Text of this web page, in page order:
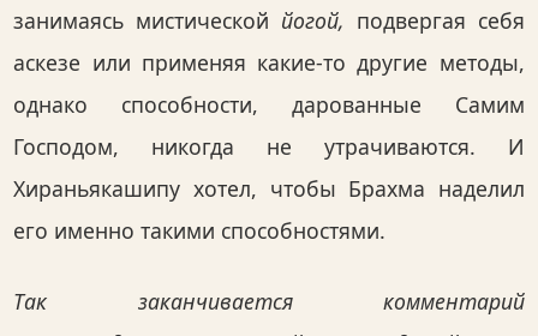
занимаясь мистической йогой, подвергая себя
аскезе или применяя какие-то другие методы,
однако способности, дарованные Самим
Господом, никогда не утрачиваются. И
Хираньякашипу хотел, чтобы Брахма наделил
его именно такими способностями.
Так заканчивается комментарий